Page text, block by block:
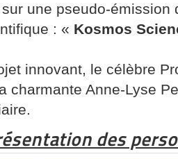
une pseudo-émission
: « Kosmos
innovant, le célèbre
charmante Anne-Lyse
des